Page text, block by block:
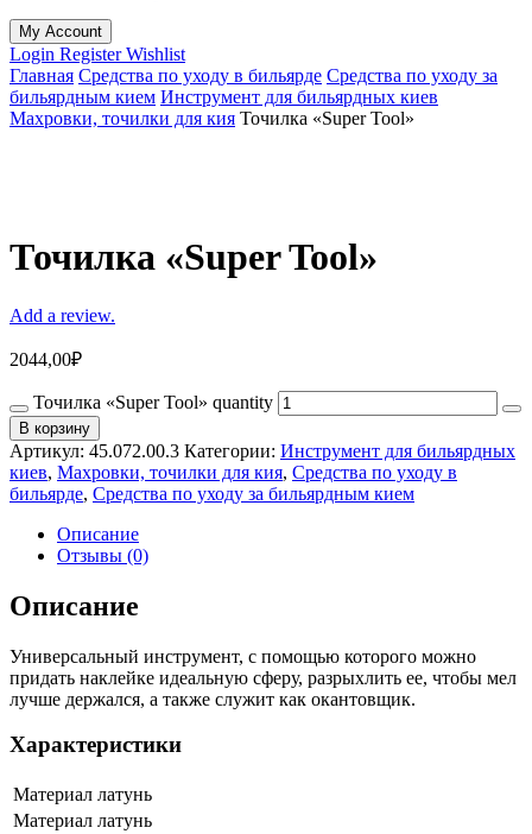
My Account
Login RegisterWishlist
Главная Средства по уходу в бильярде Средства по уходу за
бильярдным кием Инструмент для бильярдных киев
Махровки, точилки для кия Точилка «Super Tool»
Точилка «Super Tool»
Add a review.
2044,00₽
Точилка «Super Tool» quantity
В корзину
Артикул: 45.072.00.3 Категории: Инструмент для бильярдных
киев, Махровки, точилки для кия, Средства по уходу в
бильярде, Средства по уходу за бильярдным кием
Описание
Отзывы (0)
Описание
Универсальный инструмент, с помощью которого можно
придать наклейке идеальную сферу, разрыхлить ее, чтобы мел
лучше держался, а также служит как окантовщик.
Характеристики
Материал латунь
Материал латунь